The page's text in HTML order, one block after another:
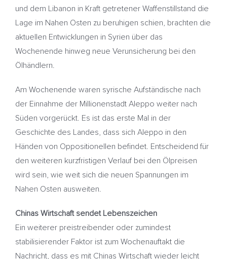
und dem Libanon in Kraft getretener Waffenstillstand die
Lage im Nahen Osten zu beruhigen schien, brachten die
aktuellen Entwicklungen in Syrien über das
Wochenende hinweg neue Verunsicherung bei den
Ölhändlern.
Am Wochenende waren syrische Aufständische nach
der Einnahme der Millionenstadt Aleppo weiter nach
Süden vorgerückt. Es ist das erste Mal in der
Geschichte des Landes, dass sich Aleppo in den
Händen von Oppositionellen befindet. Entscheidend für
den weiteren kurzfristigen Verlauf bei den Ölpreisen
wird sein, wie weit sich die neuen Spannungen im
Nahen Osten ausweiten.
Chinas Wirtschaft sendet Lebenszeichen
Ein weiterer preistreibender oder zumindest
stabilisierender Faktor ist zum Wochenauftakt die
Nachricht, dass es mit Chinas Wirtschaft wieder leicht